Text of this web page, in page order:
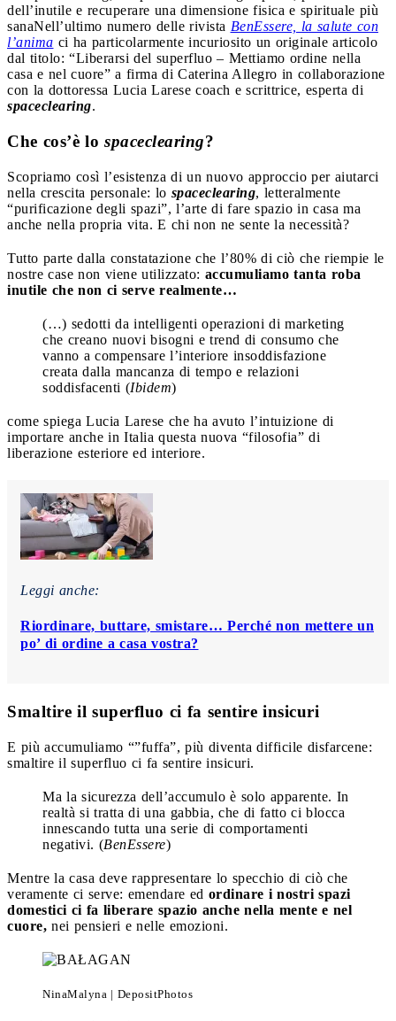
dell’inutile e recuperare una dimensione fisica e spirituale più
sanaNell’ultimo numero delle rivista BenEssere, la salute con
l’anima ci ha particolarmente incuriosito un originale articolo
dal titolo: “Liberarsi del superfluo – Mettiamo ordine nella
casa e nel cuore” a firma di Caterina Allegro in collaborazione
con la dottoressa Lucia Larese coach e scrittrice, esperta di
spaceclearing.
Che cos’è lo spaceclearing?
Scopriamo così l’esistenza di un nuovo approccio per aiutarci
nella crescita personale: lo spaceclearing, letteralmente
“purificazione degli spazi”, l’arte di fare spazio in casa ma
anche nella propria vita. E chi non ne sente la necessità?
Tutto parte dalla constatazione che l’80% di ciò che riempie le
nostre case non viene utilizzato: accumuliamo tanta roba
inutile che non ci serve realmente…
(…) sedotti da intelligenti operazioni di marketing
che creano nuovi bisogni e trend di consumo che
vanno a compensare l’interiore insoddisfazione
creata dalla mancanza di tempo e relazioni
soddisfacenti (Ibidem)
come spiega Lucia Larese che ha avuto l’intuizione di
importare anche in Italia questa nuova “filosofia” di
liberazione esteriore ed interiore.
Leggi anche:
Riordinare, buttare, smistare… Perché non mettere un
po’ di ordine a casa vostra?
Smaltire il superfluo ci fa sentire insicuri
E più accumuliamo “”fuffa”, più diventa difficile disfarcene:
smaltire il superfluo ci fa sentire insicuri.
Ma la sicurezza dell’accumulo è solo apparente. In
realtà si tratta di una gabbia, che di fatto ci blocca
innescando tutta una serie di comportamenti
negativi. (BenEssere)
Mentre la casa deve rappresentare lo specchio di ciò che
veramente ci serve: emendare ed ordinare i nostri spazi
domestici ci fa liberare spazio anche nella mente e nel
cuore, nei pensieri e nelle emozioni.
NinaMalyna | DepositPhotos